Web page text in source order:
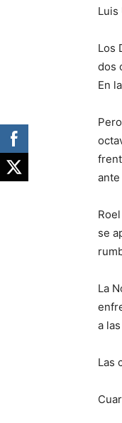
Luis
Los
dos
En
se
La
a
Las